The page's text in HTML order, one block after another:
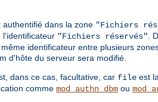
dans la zone "Fichiers
l'identificateur "Fichiers réservés" .
identificateur entre plusieurs
d'hôte du serveur sera modifié.
dans ce cas, facultative, car file est
comme mod_authn_dbm ou